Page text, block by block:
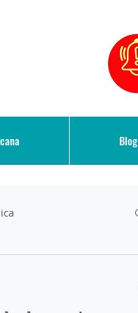
Blog